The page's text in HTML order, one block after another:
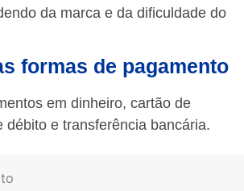
da marca e da dificuldade do
formas de pagamento
em dinheiro, cartão de
débito e transferência bancária.